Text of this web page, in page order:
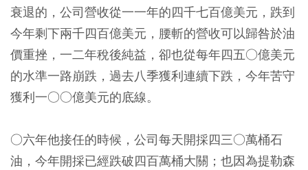
衰退的，公司營收從一一年的四千七百億美元，跌到
今年剩下兩千四百億美元，腰斬的營收可以歸咎於油
價重挫，一二年稅後純益，卻也從每年四五○億美元
的水準一路崩跌，過去八季獲利連續下跌，今年苦守
獲利一○○億美元的底線。
○六年他接任的時候，公司每天開採四三○萬桶石
油，今年開採已經跌破四百萬桶大關；也因為提勒森